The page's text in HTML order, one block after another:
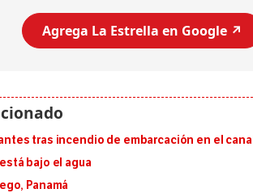
Agrega La Estrella en Google ↗️
tras incendio de embarcación en el
bajo el agua
Panamá
7,1 se
julio en la
al sur de